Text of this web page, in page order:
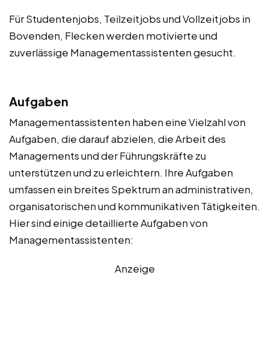
Für Studentenjobs, Teilzeitjobs und Vollzeitjobs in
Bovenden, Flecken werden motivierte und
zuverlässige Managementassistenten gesucht.
Aufgaben
Managementassistenten haben eine Vielzahl von
Aufgaben, die darauf abzielen, die Arbeit des
Managements und der Führungskräfte zu
unterstützen und zu erleichtern. Ihre Aufgaben
umfassen ein breites Spektrum an administrativen,
organisatorischen und kommunikativen Tätigkeiten.
Hier sind einige detaillierte Aufgaben von
Managementassistenten:
Anzeige